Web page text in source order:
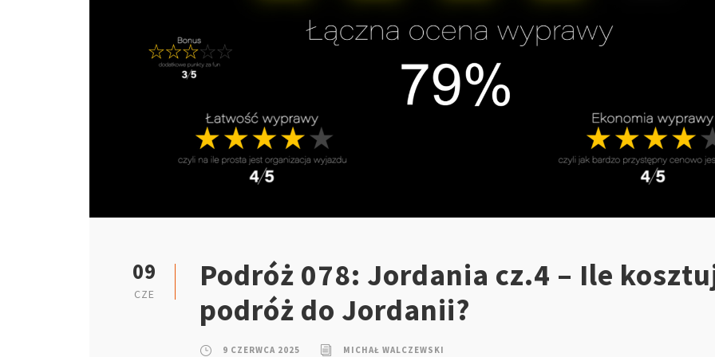
09
CZE
Podróż 078: Jordania cz.4 – Ile
podróż do Jordanii?
9 CZERWCA 2025 MICHAŁ WALCZEWSKI